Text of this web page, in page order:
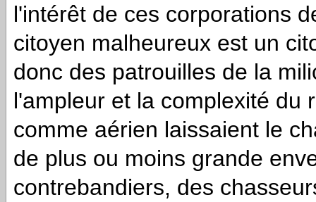
l'intérêt de ces corporations
citoyen malheureux est un
donc des patrouilles de la
l'ampleur et la complexité du
comme aérien laissaient le
de plus ou moins grande
contrebandiers, des